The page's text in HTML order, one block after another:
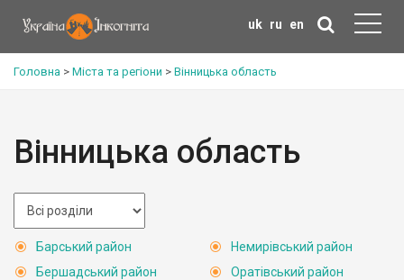
uk ru en
Головна > Міста та регіони > Вінницька область
Вінницька область
Барський район
Бершадський район
Немирівський район
Оратівський район